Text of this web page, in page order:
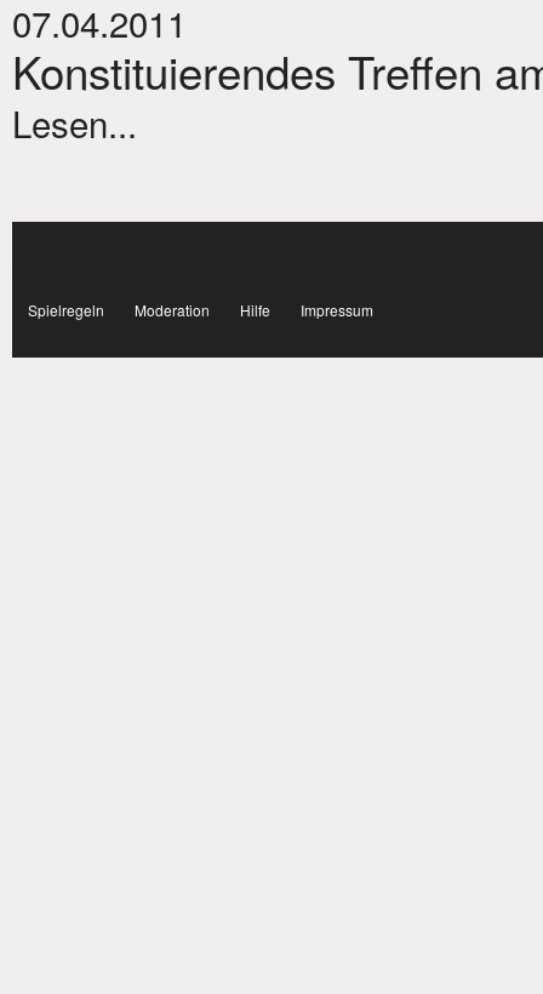
07.04.2011
Konstituierendes Treffen
Lesen...
Spielregeln Moderation Hilfe Impressum